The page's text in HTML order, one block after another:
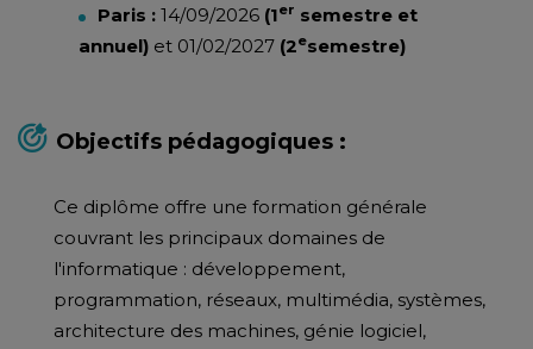
Paris : 14/09/2026 (1er semestre et
annuel) et 01/02/2027 (2esemestre)
Objectifs pédagogiques :
Ce diplôme offre une formation générale
couvrant les principaux domaines de
l'informatique : développement,
programmation, réseaux, multimédia, systèmes,
architecture des machines, génie logiciel,